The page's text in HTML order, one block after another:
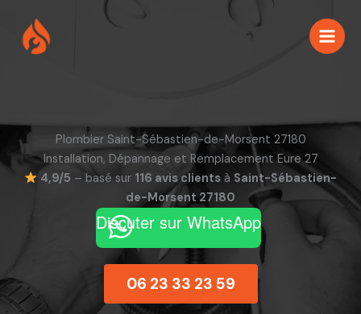
contenu
Plombier Saint-Sébastien-de-Morsent 27180
Installation, Dépannage et Remplacement Eure 27
4,9/5 – basé sur 116 avis clients à Saint-Sébastien-
de-Morsent 27180
Discuter sur WhatsApp
06 23 33 23 59